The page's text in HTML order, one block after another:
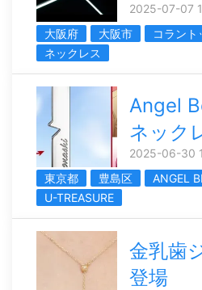
2025-07-07
大阪府
大阪市 コラント
ネックレス
Angel
ネック
2025-06-30
東京都
豊島区 ANGEL
U-TREASURE
金乳歯
登場